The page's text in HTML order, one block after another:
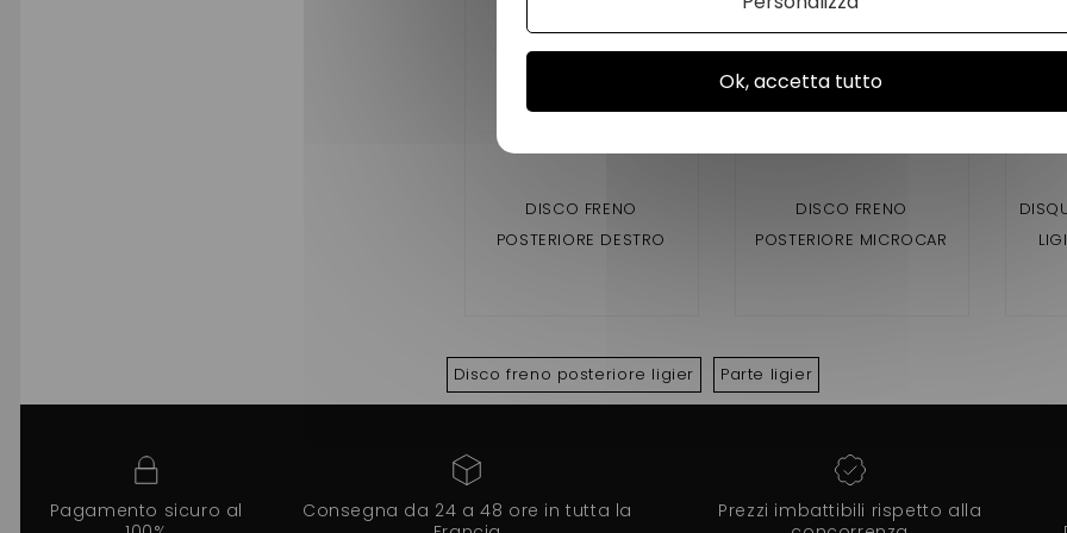
DISCO FRENO
POSTERIORE DESTRO
DUE 3 , P85, P88
DISCO FRENO
POSTERIORE MICROCAR
TITANE 3
Disco freno posteriore ligier Parte ligier
Pagamento sicuro al
Consegna da 24 a 48 ore in tutta la
Prezzi imbattibili rispetto alla
Ok, accetta tutto